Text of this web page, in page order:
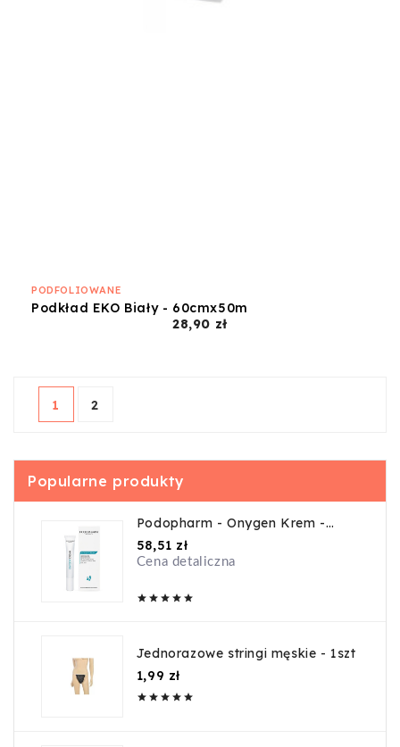
PODFOLIOWANE
Podkład EKO Biały - 60cmx50m
28,90 złCena
1 2
Popularne produkty
Podopharm - Onygen Krem -
20ml
58,51 złCena
Cena detaliczna
    
Jednorazowe stringi męskie - 1szt
1,99 zł
    